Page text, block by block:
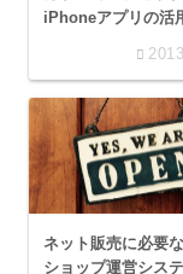
iPhoneアプリの活
ネット販売に必要な
ショップ運営システ